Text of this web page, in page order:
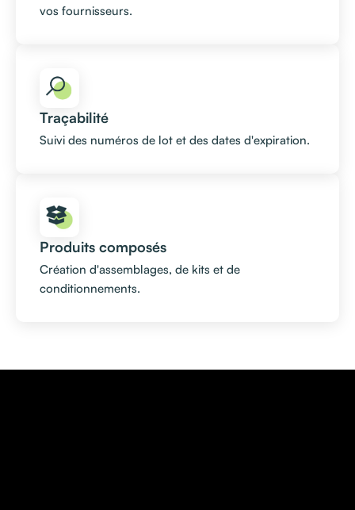
vos fournisseurs.
Traçabilité
Suivi des numéros de lot et des dates d'expiration.
Produits composés
Création d'assemblages, de kits et de
conditionnements.